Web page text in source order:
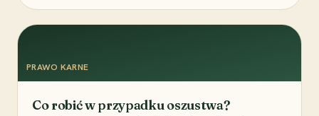
PRAWO KARNE
Co robić w przypadku oszustwa?